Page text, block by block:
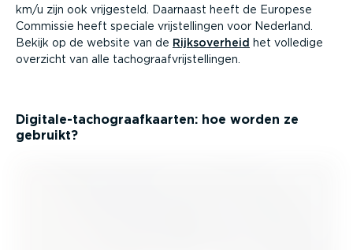
km/u zijn ook vrijgesteld. Daarnaast heeft de Europese
Commissie heeft speciale vrijstel­lingen voor Nederland.
Bekijk op de website van de Rijks­overheid het volledige
overzicht van alle tacho­graaf­vrij­stel­lingen.
Digita­le-ta­cho­graaf­kaarten: hoe worden ze
gebruikt?